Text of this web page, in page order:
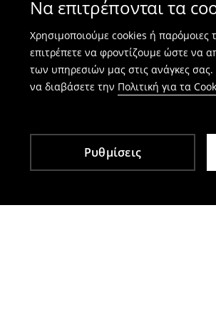
Να επιτρέπονται τα
Χρησιμοποιούμε cookies ή παρόμοιες
επιτρέπετε να φροντίζουμε ώστε να
των υπηρεσιών μας στις ανάγκες σας.
να διαβάσετε την Πολιτική για τα
Ρυθμίσεις
⟶Πώς γίνεται η